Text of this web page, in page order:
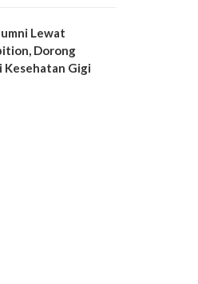
Lewat
Dorong
Kesehatan Gigi